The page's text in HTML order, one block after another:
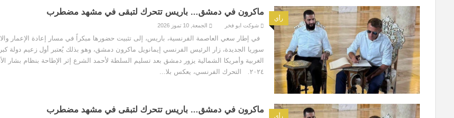
رأي
ماكرون في دمشق... باريس تتحرك لتبقى في مشهد مضطرب
شوكت ابو فخر الجمعة, 10 تموز 2026
في إطار سعي العاصمة الفرنسية، باريس، إلى تثبيت حضورها مبكراً في مسار إعادة الإعمار
سوريا الجديدة، زار الرئيس الفرنسي إيمانويل ماكرون دمشق، وهو بذلك يُعتبر أول زعيم دولة
الغربية وأمريكا الشمالية يزور دمشق بعد تسليم السلطة لأحمد الشرع إثر الإطاحة بنظام بشار
٢٠٢٤. التحرك الفرنسي، يعكس بلا...
رأي
ماكرون في دمشق... باريس تتحرك لتبقى في مشهد مضطرب